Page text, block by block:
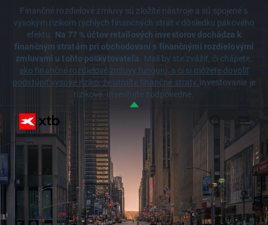
Finančné rozdielové zmluvy sú zložité nástroje a sú spojené s
vysokým rizikom rýchlych finančných strát v dôsledku pákového
efektu. Na 77 % účtov retailových investorov dochádza k
finančným stratám pri obchodovaní s finančnými rozdielovými
zmluvami u tohto poskytovateľa. Mali by ste zvážiť, či chápete,
ako finančné rozdielové zmluvy fungujú, a či si môžete dovoliť
podstúpiť vysoké riziko, že utrpíte finančné straty.Investovanie je
rizikové. Investujte zodpovedne.